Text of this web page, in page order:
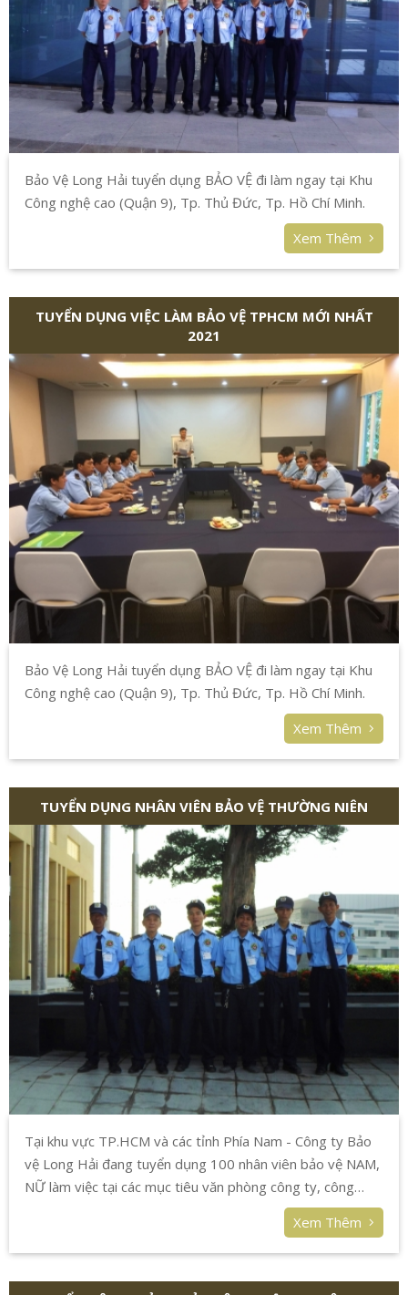
Bảo Vệ Long Hải tuyển dụng BẢO VỆ đi làm ngay tại Khu
Công nghệ cao (Quận 9), Tp. Thủ Đức, Tp. Hồ Chí Minh.
Xem Thêm
TUYỂN DỤNG VIỆC LÀM BẢO VỆ TPHCM MỚI NHẤT
2021
Bảo Vệ Long Hải tuyển dụng BẢO VỆ đi làm ngay tại Khu
Công nghệ cao (Quận 9), Tp. Thủ Đức, Tp. Hồ Chí Minh.
Xem Thêm
TUYỂN DỤNG NHÂN VIÊN BẢO VỆ THƯỜNG NIÊN
Tại khu vực TP.HCM và các tỉnh Phía Nam - Công ty Bảo
vệ Long Hải đang tuyển dụng 100 nhân viên bảo vệ NAM,
NỮ làm việc tại các mục tiêu văn phòng công ty, công
trình, shop, công trường,... lương từ 5.000.000 VNĐ đến
10.000.00 VNĐ, các mục tiêu đều có nhà đội miễn phí cho
nhân viên ở lại (bao ở), bao ăn tùy mục tiêu.
Xem Thêm